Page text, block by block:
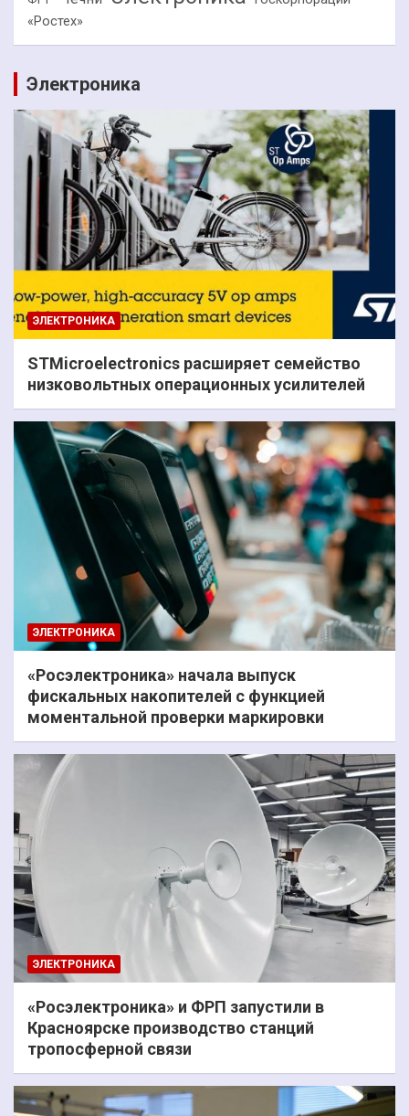
«Ростех»
Электроника
ЭЛЕКТРОНИКА
STMicroelectronics расширяет семейство
низковольтных операционных усилителей
ЭЛЕКТРОНИКА
«Росэлектроника» начала выпуск
фискальных накопителей с функцией
моментальной проверки маркировки
ЭЛЕКТРОНИКА
«Росэлектроника» и ФРП запустили в
Красноярске производство станций
тропосферной связи